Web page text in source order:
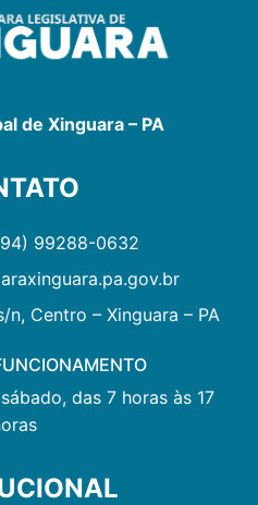
de Xinguara – PA
99288-0632
Centro – Xinguara – PA
das 7 horas às 17